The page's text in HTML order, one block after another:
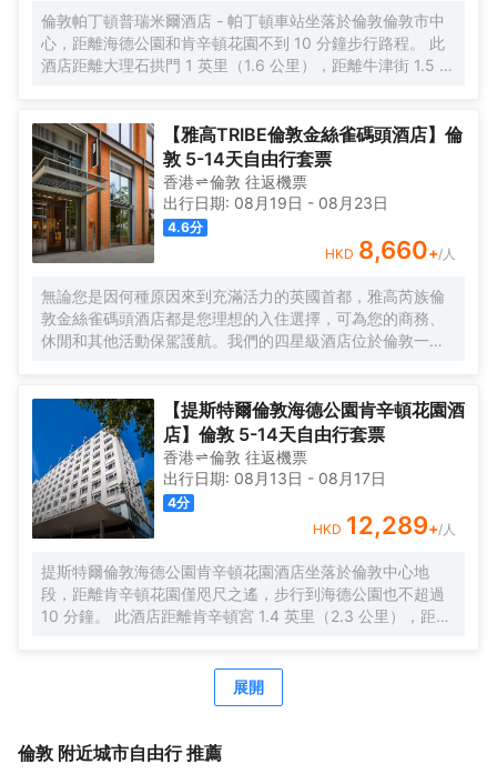
及書桌和茶具/咖啡用具。
倫敦帕丁頓普瑞米爾酒店 - 帕丁頓車站坐落於倫敦倫敦市中
心，距離海德公園和肯辛頓花園不到 10 分鐘步行路程。 此
酒店距離大理石拱門 1 英里（1.6 公里），距離牛津街 1.5 英
李寄存。 酒店的 275 間客房定能讓您在旅途中找到家的舒
適。
【雅高TRIBE倫敦金絲雀碼頭酒店】倫
敦 5-14天自由行套票
香港 倫敦 往返機票
出行日期: 08月19日 - 08月23日
4.6分
HKD 8,660+/人
無論您是因何種原因來到充滿活力的英國首都，雅高芮族倫
敦金絲雀碼頭酒店都是您理想的入住選擇，可為您的商務、
休閒和其他活動保駕護航。我們的四星級酒店位於倫敦一處
房實用且富有設計感，配備豪華寢具和高速無線網絡，歡迎
您前來入住體驗。酒店還設有社交中心，是金絲雀碼頭一處
悠閒的協同辦公空間，適合舉辦重要會議或是休閒放鬆。
【提斯特爾倫敦海德公園肯辛頓花園酒
店】倫敦 5-14天自由行套票
香港 倫敦 往返機票
出行日期: 08月13日 - 08月17日
4分
HKD 12,289+/人
提斯特爾倫敦海德公園肯辛頓花園酒店坐落於倫敦中心地
段，距離肯辛頓花園僅咫尺之遙，步行到海德公園也不超過
10 分鐘。 此酒店距離肯辛頓宮 1.4 英里（2.3 公里），距離
Brasserie啤酒店享用國際美食，還可在這裏的酒吧/酒廊小酌
幾杯，欣賞花園景色。也可以待在房間裏，享受部分時段客
7:00 至 10:00，週末 7:00 至 11:00。 特色服務/設施包括快
展開
倫敦 附近城市自由行 推薦